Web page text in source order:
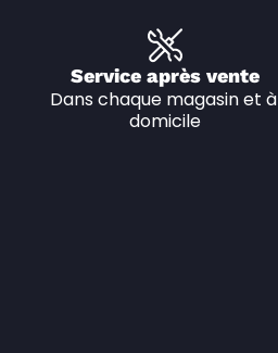
Service après vente
Dans chaque magasin et à
domicile